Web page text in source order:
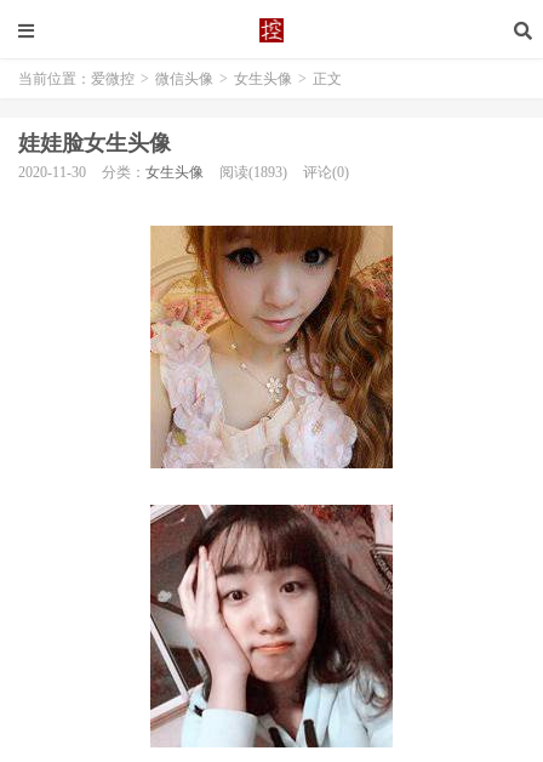
当前位置： 爱微控 > 微信头像 > 女生头像 > 正文
娃娃脸女生头像
2020-11-30 分类： 女生头像 阅读(1893) 评论(0)